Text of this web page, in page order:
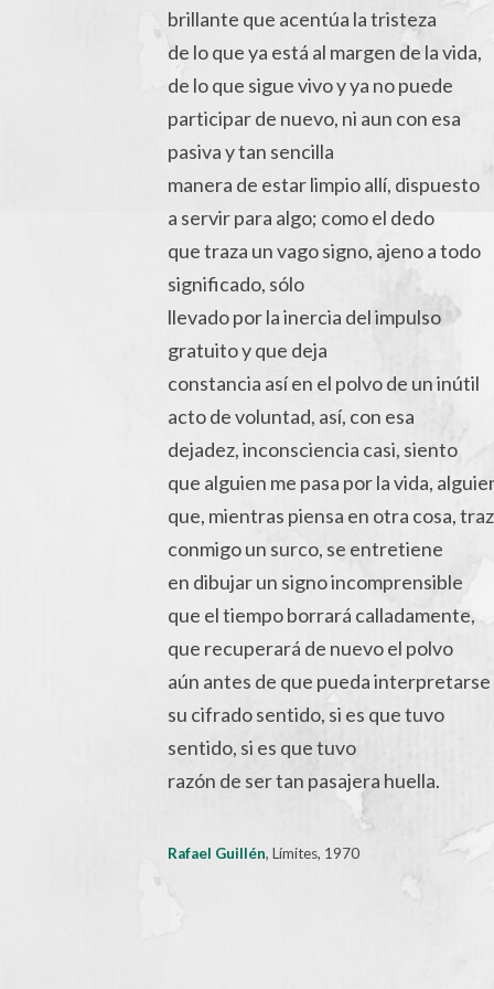
brillante que acentúa la tristeza
de lo que ya está al margen de la vida,
de lo que sigue vivo y ya no puede
participar de nuevo, ni aun con esa
pasiva y tan sencilla
manera de estar limpio allí, dispuesto
a servir para algo; como el dedo
que traza un vago signo, ajeno a todo
significado, sólo
llevado por la inercia del impulso
gratuito y que deja
constancia así en el polvo de un inútil
acto de voluntad, así, con esa
dejadez, inconsciencia casi, siento
que alguien me pasa por la vida,
que, mientras piensa en otra cosa,
conmigo un surco, se entretiene
en dibujar un signo incomprensible
que el tiempo borrará calladamente,
que recuperará de nuevo el polvo
aún antes de que pueda interpretarse
su cifrado sentido, si es que tuvo
sentido, si es que tuvo
razón de ser tan pasajera huella.
Rafael Guillén, Límites, 1970